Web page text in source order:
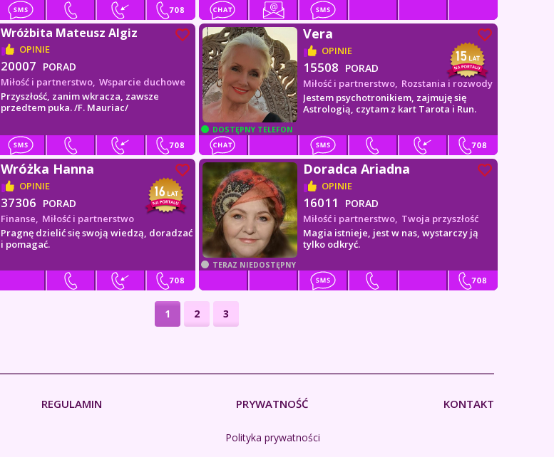
Wróżbita Mateusz Algiz
OPINIE
20007 PORAD
Miłość i partnerstwo, Wsparcie duchowe
Przyszłość, zanim wkracza, zawsze
przedtem puka. /F. Mauriac/
DOSTĘPNY TELEFON
Vera
OPINIE
15508 PORAD
Miłość i partnerstwo, Rozstania i rozwody
Jestem psychotronikiem, zajmuję się
Astrologią, czytam z kart Tarota i Run.
Wróżka Hanna
OPINIE
37306 PORAD
Finanse, Miłość i partnerstwo
Pragnę dzielić się swoją wiedzą, doradzać
i pomagać.
TERAZ NIEDOSTĘPNY
Doradca Ariadna
OPINIE
16011 PORAD
Miłość i partnerstwo, Twoja przyszłość
Magia istnieje, jest w nas, wystarczy ją
tylko odkryć.
1 2 3
REGULAMIN PRYWATNOŚĆ
Polityka prywatności
KONTAKT